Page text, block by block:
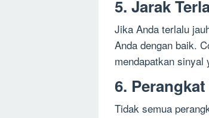
5. Jarak
Jika Anda terlalu
Anda dengan baik.
mendapatkan sinyal
6.
Tidak semua